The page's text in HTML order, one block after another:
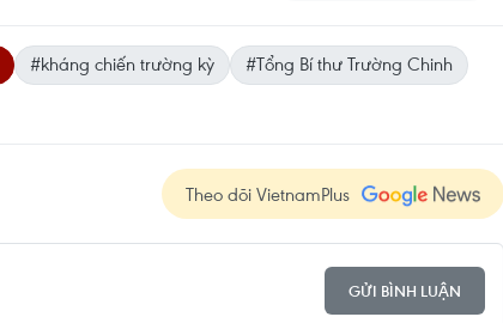
#kháng chiến trường kỳ
#Tổng Bí thư Trường Chinh
Theo dõi VietnamPlus
GỬI BÌNH LUẬN